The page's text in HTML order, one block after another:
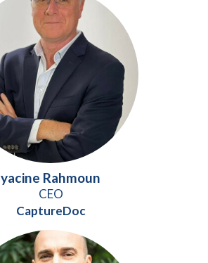
yacine Rahmoun
CEO
CaptureDoc